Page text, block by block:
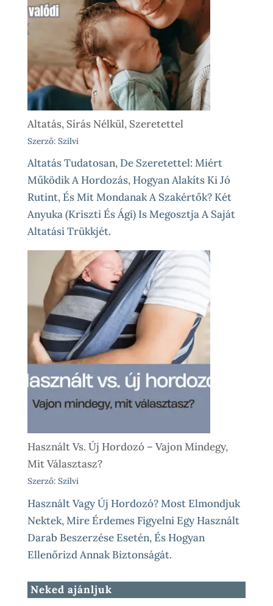
Altatás, Sírás Nélkül, Szeretettel
Szerző: Szilvi
Altatás Tudatosan, De Szeretettel: Miért
Működik A Hordozás, Hogyan Alakíts Ki Jó
Rutint, És Mit Mondanak A Szakértők? Két
Anyuka (Kriszti És Ági) Is Megosztja A Saját
Altatási Trükkjét.
Használt Vs. Új Hordozó – Vajon Mindegy,
Mit Választasz?
Szerző: Szilvi
Használt Vagy Új Hordozó? Most Elmondjuk
Nektek, Mire Érdemes Figyelni Egy Használt
Darab Beszerzése Esetén, És Hogyan
Ellenőrizd Annak Biztonságát.
Neked ajánljuk